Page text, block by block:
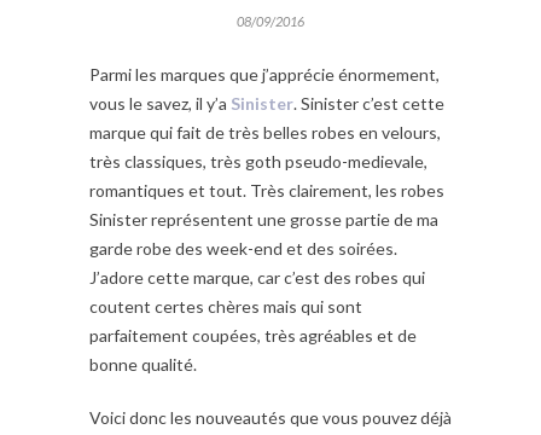
08/09/2016
Parmi les marques que j’apprécie énormement,
vous le savez, il y’a Sinister. Sinister c’est cette
marque qui fait de très belles robes en velours,
très classiques, très goth pseudo-medievale,
romantiques et tout. Très clairement, les robes
Sinister représentent une grosse partie de ma
garde robe des week-end et des soirées.
J’adore cette marque, car c’est des robes qui
coutent certes chères mais qui sont
parfaitement coupées, très agréables et de
bonne qualité.
Voici donc les nouveautés que vous pouvez déjà